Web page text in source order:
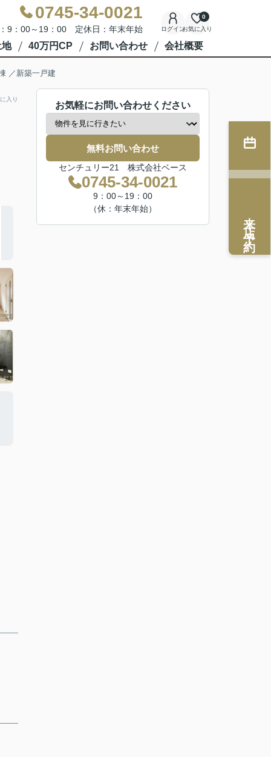
0745-34-0021
9：00～19：00 定休日：年末年始 ログインお気に入り
0
40万円CP お問い合わせ 会社概要
／新築一戸建
入り
お気軽にお問い合わせください
無料お問い合わせ
センチュリー21 株式会社ベース
0745-34-0021
9：00～19：00
（休：年末年始）
来店予約